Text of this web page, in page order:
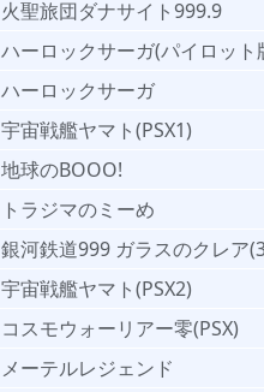
火聖旅団ダナサイト999.9
ハーロックサーガ(パイロット
ハーロックサーガ
宇宙戦艦ヤマト(PSX1)
地球のBOOO!
トラジマのミーめ
銀河鉄道999 ガラスのクレア
宇宙戦艦ヤマト(PSX2)
コスモウォーリアー零(PSX)
メーテルレジェンド